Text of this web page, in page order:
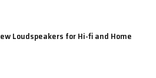
Loudspeakers for Hi-fi and Home